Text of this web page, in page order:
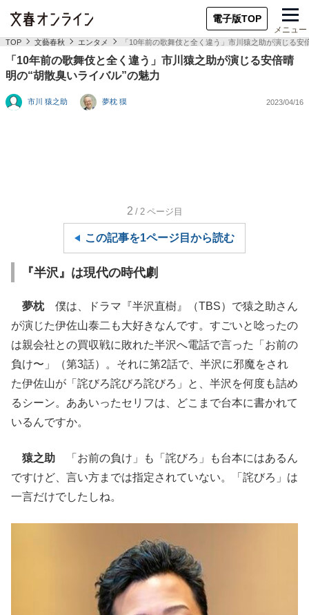
電子版TOP
メニュー
TOP 文藝春秋 エンタメ 「10年前の歌舞伎と全く違う」市川猿之助が演じる安
「10年前の歌舞伎と全く違う」市川猿之助が演じる安倍晴
明の“胡散臭いライバル”の魅力
市川 猿之助 夢枕 獏 2023/04/16
2 /2 ページ目
この記事を1ページ目から読む
『半沢』は現代の時代劇
夢枕僕は、ドラマ『半沢直樹』（TBS）で猿之助さん
が演じた伊佐山泰二も大好きなんです。すごいと唸ったの
は親会社との買収戦に敗れた半沢へ電話で言った「お前の
負け〜」（第3話）。それに第2話で、半沢に邪魔をされ
た伊佐山が「詫びろ詫びろ詫びろ」と、半沢を何度も詰め
るシーン。ああいったセリフは、どこまで台本に書かれて
いるんですか。
猿之助 「お前の負け」も「詫びろ」も台本にはあるん
ですけど、言い方までは指定されていない。「詫びろ」は
一言だけでしたしね。